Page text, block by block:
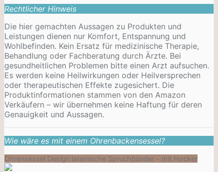
Rechtlicher Hinweis
Die hier gemachten Aussagen zu Produkten und
Leistungen dienen nur Komfort, Entspannung und
Wohlbefinden. Kein Ersatz für medizinische Therapie,
Behandlung oder Fachberatung durch Ärzte. Bei
gesundheitlichen Problemen bitte einen Arzt aufsuchen.
Es werden keine Heilwirkungen oder Heilversprechen
oder therapeutischen Effekte zugesichert. Die
Produktinformationen stammen von den Amazon
Verkäufern – wir übernehmen keine Haftung für deren
Genauigkeit und Aussagen.
Wie wäre es mit einem Ohrenbackensessel?
Ohrensessel Design lateinische Spruchbänder - mit Hocker